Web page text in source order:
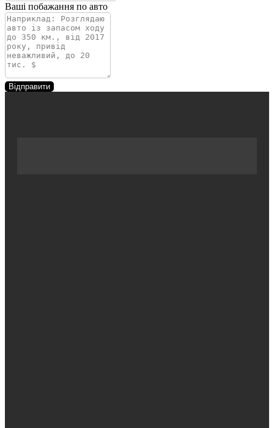
АВТО В ПРОДАЖІ
Ваші побажання по авто
Відправити